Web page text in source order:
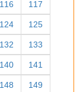
55
64
73
82
91